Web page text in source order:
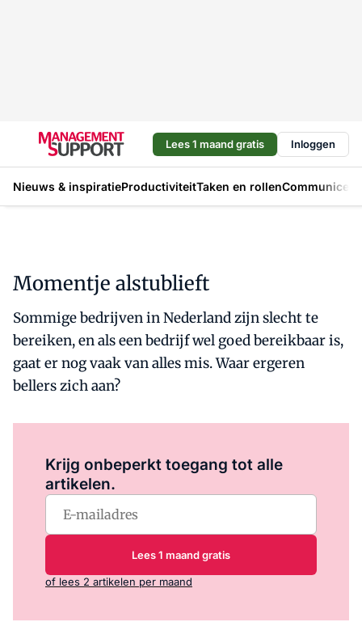
Lees 1 maand gratis Inloggen
Nieuws & inspiratieProductiviteitTaken en rollen
Momentje alstublieft
Sommige bedrijven in Nederland zijn slecht te
bereiken, en als een bedrijf wel goed bereikbaar is,
gaat er nog vaak van alles mis. Waar ergeren
bellers zich aan?
Krijg onbeperkt toegang tot alle
artikelen.
Lees 1 maand gratis
of lees 2 artikelen per maand